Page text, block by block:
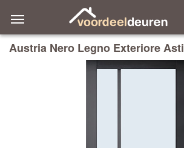
Austria Nero Legno Exteriore Asti